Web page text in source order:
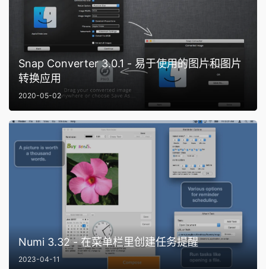
Snap Converter 3.0.1 - 易于使用的图片和图片
转换应用
2020-05-02
Numi 3.32 - 在菜单栏里创建任务提醒
2023-04-11